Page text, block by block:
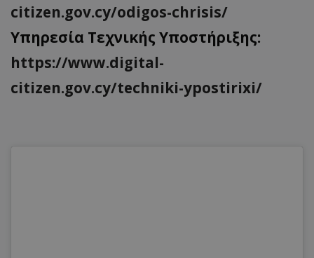
citizen.gov.cy/odigos-chrisis/
Υπηρεσία Τεχνικής Υποστήριξης:
https://www.digital-
citizen.gov.cy/techniki-ypostirixi/